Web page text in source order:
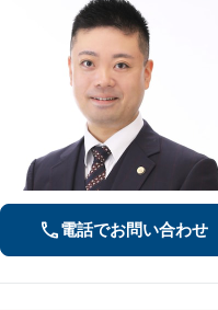
電話でお問い合わせ